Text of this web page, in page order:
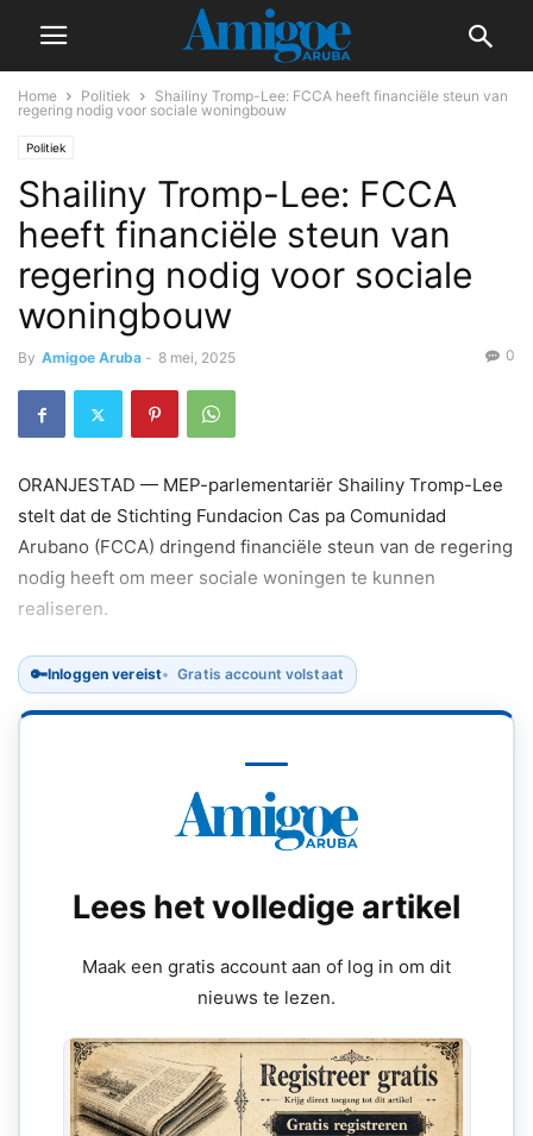
Home Politiek
Shailiny Tromp-Lee: FCCA heeft financiële steun van
regering nodig voor sociale woningbouw
Politiek
Shailiny Tromp-Lee: FCCA
heeft financiële steun van
regering nodig voor sociale
woningbouw
By Amigoe Aruba - 8 mei, 2025 0
ORANJESTAD — MEP-parlementariër Shailiny Tromp-Lee
stelt dat de Stichting Fundacion Cas pa Comunidad
Arubano (FCCA) dringend financiële steun van de regering
nodig heeft om meer sociale woningen te kunnen
realiseren.
🔑Inloggen vereist Gratis account volstaat
Lees het volledige artikel
Maak een gratis account aan of log in om dit
nieuws te lezen.